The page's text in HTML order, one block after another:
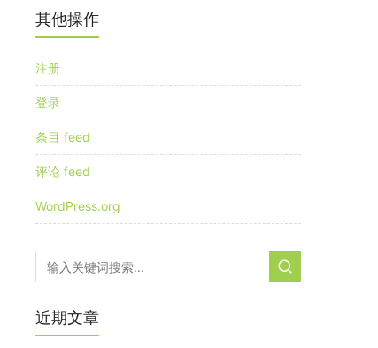
其他操作
注册
登录
条目 feed
评论 feed
WordPress.org
近期文章